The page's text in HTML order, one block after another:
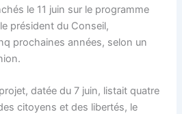
le 11 juin sur le programme
président du Conseil,
prochaines années, selon un
datée du 7 juin, listait quatre
citoyens et des libertés, le